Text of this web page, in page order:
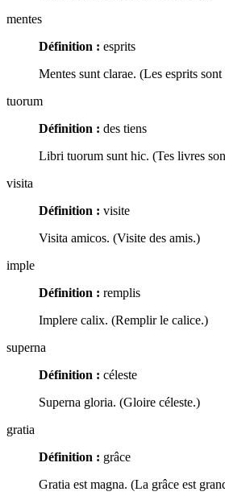
mentes
Définition : esprits
Mentes sunt clarae. (Les esprits
tuorum
Définition : des tiens
Libri tuorum sunt hic. (Tes livres
visita
Définition : visite
Visita amicos. (Visite des amis.)
imple
Définition : remplis
Implere calix. (Remplir le calice.)
superna
Définition : céleste
Superna gloria. (Gloire céleste.)
gratia
Définition : grâce
Gratia est magna. (La grâce est